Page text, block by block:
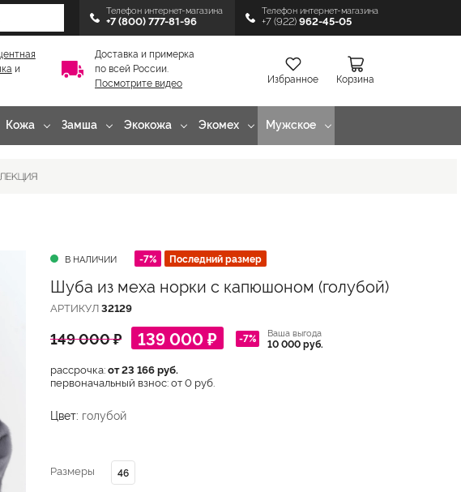
Телефон интернет-магазина
+7 (800) 777-81-96
Телефон интернет-магазина
+7 (922) 962-45-05
и
Доставка и примерка
по всей России.
Посмотрите видео
Избранное Корзина
Кожа Замша Экокожа Экомех Мужское
В НАЛИЧИИ -7% Последний размер
Шуба из меха норки с капюшоном (голубой)
АРТИКУЛ32129
149 000 ₽ 139 000 ₽ -7% Ваша выгода
10 000 руб.
рассрочка:от 23 166 руб.
первоначальный взнос: от 0 руб.
Цвет: голубой
Размеры 46